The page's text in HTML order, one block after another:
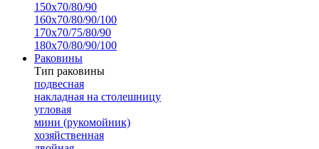
150х70/80/90
160х70/80/90/100
170х70/75/80/90
180х70/80/90/100
Раковины
Тип раковины
подвесная
накладная на столешницу
угловая
мини (рукомойник)
хозяйственная